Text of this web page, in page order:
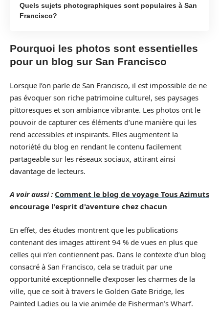
Quels sujets photographiques sont populaires à San
Francisco?
Pourquoi les photos sont essentielles
pour un blog sur San Francisco
Lorsque l’on parle de San Francisco, il est impossible de ne
pas évoquer son riche patrimoine culturel, ses paysages
pittoresques et son ambiance vibrante. Les photos ont le
pouvoir de capturer ces éléments d’une manière qui les
rend accessibles et inspirants. Elles augmentent la
notoriété du blog en rendant le contenu facilement
partageable sur les réseaux sociaux, attirant ainsi
davantage de lecteurs.
A voir aussi : Comment le blog de voyage Tous Azimuts
encourage l'esprit d'aventure chez chacun
En effet, des études montrent que les publications
contenant des images attirent 94 % de vues en plus que
celles qui n’en contiennent pas. Dans le contexte d’un blog
consacré à San Francisco, cela se traduit par une
opportunité exceptionnelle d’exposer les charmes de la
ville, que ce soit à travers le Golden Gate Bridge, les
Painted Ladies ou la vie animée de Fisherman’s Wharf.